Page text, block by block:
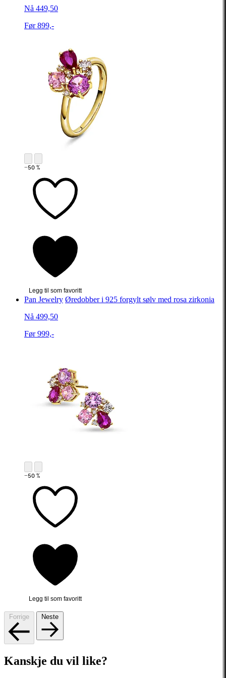
Nå 449,50
Før 899,-
−50 %
Legg til som favoritt
Pan Jewelry Øredobber i 925 forgylt sølv med rosa zirkonia
Nå 499,50
Før 999,-
−50 %
Legg til som favoritt
Forrige Neste
Kanskje du vil like?